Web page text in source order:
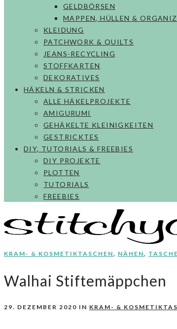
GELDBÖRSEN
MAPPEN, HÜLLEN &
KLEIDUNG
PATCHWORK & QUILTS
JEANS-RECYCLING
STOFFKARTEN
DEKORATIVES
HÄKELN & STRICKEN
ALLE HÄKELPROJEKTE
AMIGURUMI
GEHÄKELTE KLEINIGKEITEN
GESTRICKTES
DIY, TUTORIALS & FREEBIES
DIY PROJEKTE
PLOTTEN
TUTORIALS
FREEBIES
KRAM- & KOSMETIKTASCHEN, NÄHEN,
Walhai Stiftemäppchen
29. DEZEMBER 2020 IN KRAM- &